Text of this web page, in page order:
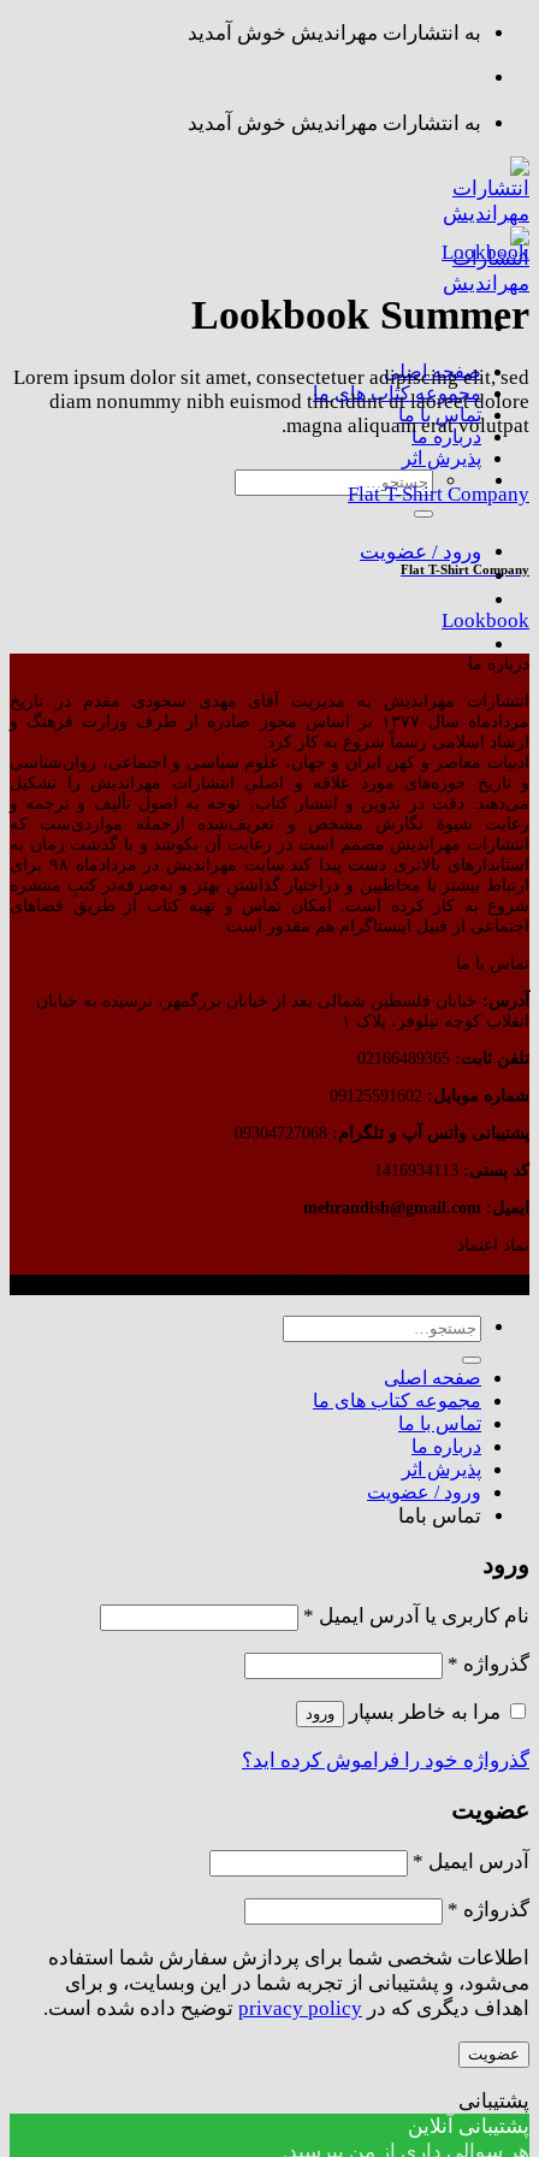
Skip
content
به انتشارات مهراندیش خوش آمدید
به انتشارات مهراندیش خوش آمدید
صفحه اصلی
مجموعه کتاب های ما
تماس با ما
درباره ما
پذیرش اثر
جستجو
برای:
ورود / عضویت
Lookbook
Lookbook Summer
Lorem ipsum dolor sit amet, consectetuer adipiscing elit, sed
diam nonummy nibh euismod tincidunt ut laoreet dolore
magna aliquam erat volutpat.
Flat T-Shirt Company
Flat T-Shirt Company
Lookbook
درباره ما
انتشارات مهراندیش به مدیریت آقای مهدی سجودی مقدم در تاریخ
مردادماه سال ۱۳۷۷ بر اساس مجوز صادره از طرف وزارت فرهنگ و
ارشاد اسلامی رسماً شروع به کار کرد.
ادبیات معاصر و کهن ایران و جهان، علوم سیاسی و اجتماعی، روان‌شناسی
و تاریخ حوزه‌های مورد علاقه و اصلیِ انتشارات مهراندیش را تشکیل
می‌دهند. دقت در تدوین و انتشار کتاب،‌ توجه به اصول تألیف و ترجمه و
رعایت شیوهٔ نگارش مشخص و تعریف‌شده ازجمله مواردی‌ست که
انتشارات مهراندیش مصمم است در رعایت آن بکوشد و با گذشت زمان به
استاندارهای بالاتری دست پیدا کند.سایت مهراندیش در مردادماه ۹۸ برای
ارتباط بیشتر با مخاطبین و دراختیار گذاشتنِ بهتر و به‌صرفه‌تر کتبِ منتشره
شروع به کار کرده است. امکان تماس و تهیه کتاب از طریق فضاهای
اجتماعی از قبیل اینستاگرام هم مقدور است.
تماس با ما
آدرس: خیابان فلسطین شمالی بعد از خیابان بزرگمهر، نرسیده به خیابان
انقلاب کوچه نیلوفر، پلاک ۱
تلفن ثابت:
شماره موبایل:
پشتیبانی واتس آپ و تلگرام:
کد پستی:
ایمیل: mehrandish@gmail.com
نماد اعتماد
جستجو
برای:
صفحه اصلی
مجموعه کتاب های ما
تماس با ما
درباره ما
پذیرش اثر
ورود / عضویت
تماس باما
ورود
نام کاربری یا آدرس ایمیل *
گذرواژه *
مرا به خاطر بسپار ورود
گذرواژه خود را فراموش کرده اید؟
عضویت
آدرس ایمیل *
گذرواژه *
اطلاعات شخصی شما برای پردازش سفارش شما استفاده
می‌شود، و پشتیبانی از تجربه شما در این وبسایت، و برای
اهداف دیگری که در privacy policy توضیح داده شده است.
عضویت
پشتیبانی
پشتیبانی آنلاین
هر سوالی داری از من بپرسید.